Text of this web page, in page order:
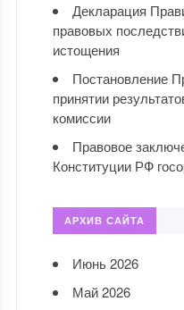
Декларация
правовых
истощения
Постановление
принятии
комиссии
Правовое
Конституции РФ
АРХИВ САЙТА
Июнь 2026
Май 2026